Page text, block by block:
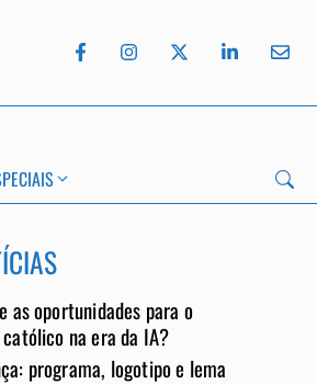
as oportunidades para o
na era da IA?
programa, logotipo e lema